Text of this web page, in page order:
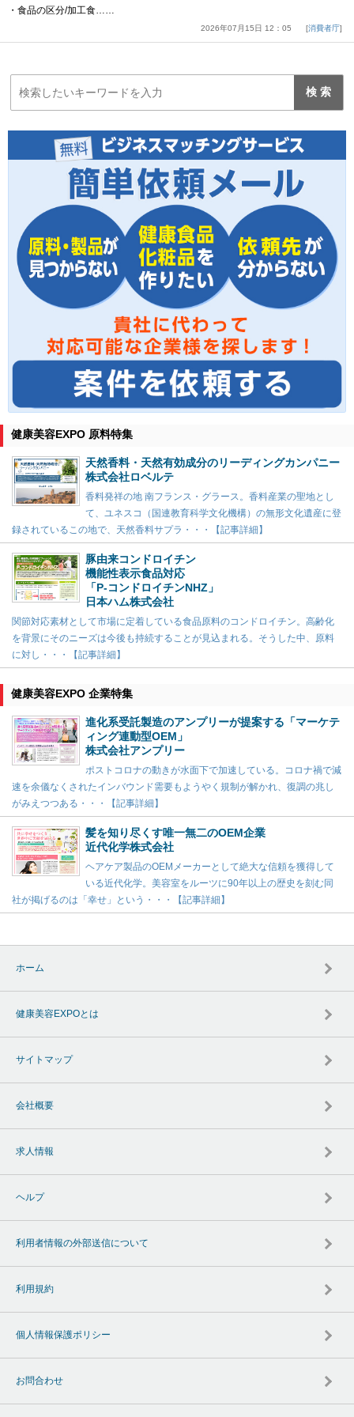
・食品の区分/加工食……
2026年07月15日 12：05 消費者庁
健康美容EXPO 原料特集
天然香料・天然有効成分のリーディングカンパニー
株式会社ロベルテ
香料発祥の地 南フランス・グラース。香料産業の聖地とし
て、ユネスコ（国連教育科学文化機構）の無形文化遺産に登
録されているこの地で、天然香料サプラ・・・【記事詳細】
豚由来コンドロイチン
機能性表示食品対応
「P-コンドロイチンNHZ」
日本ハム株式会社
関節対応素材として市場に定着している食品原料のコンドロイチン。高齢化
を背景にそのニーズは今後も持続することが見込まれる。そうした中、原料
に対し・・・【記事詳細】
健康美容EXPO 企業特集
進化系受託製造のアンプリーが提案する「マーケテ
ィング連動型OEM」
株式会社アンプリー
ポストコロナの動きが水面下で加速している。コロナ禍で減
速を余儀なくされたインバウンド需要もようやく規制が解かれ、復調の兆し
がみえつつある・・・【記事詳細】
髪を知り尽くす唯一無二のOEM企業
近代化学株式会社
ヘアケア製品のOEMメーカーとして絶大な信頼を獲得して
いる近代化学。美容室をルーツに90年以上の歴史を刻む同
社が掲げるのは「幸せ」という・・・【記事詳細】
ホーム
健康美容EXPOとは
サイトマップ
会社概要
求人情報
ヘルプ
利用者情報の外部送信について
利用規約
個人情報保護ポリシー
お問合わせ